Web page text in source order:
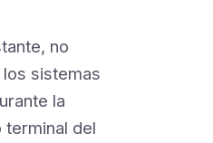
no
sistemas
la
del